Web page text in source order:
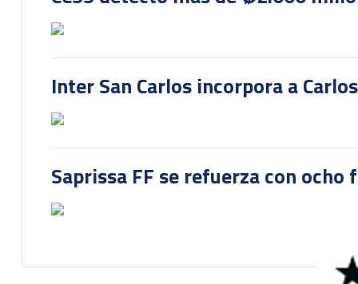
Inter San Carlos incorpora a
Saprissa FF se refuerza con